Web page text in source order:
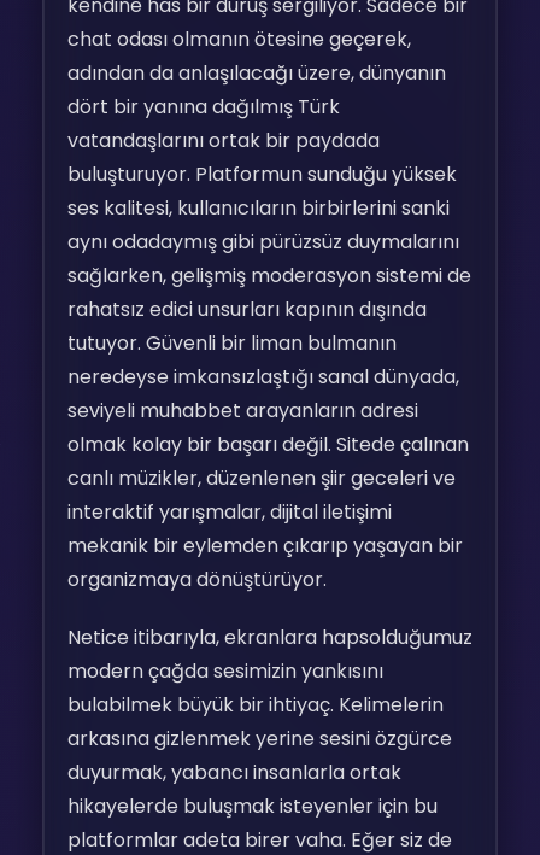
chat odası olmanın ötesine geçerek,
adından da anlaşılacağı üzere, dünyanın
dört bir yanına dağılmış Türk
vatandaşlarını ortak bir paydada
buluşturuyor. Platformun sunduğu yüksek
ses kalitesi, kullanıcıların birbirlerini sanki
aynı odadaymış gibi pürüzsüz duymalarını
sağlarken, gelişmiş moderasyon sistemi de
rahatsız edici unsurları kapının dışında
tutuyor. Güvenli bir liman bulmanın
neredeyse imkansızlaştığı sanal dünyada,
seviyeli muhabbet arayanların adresi
olmak kolay bir başarı değil. Sitede çalınan
canlı müzikler, düzenlenen şiir geceleri ve
interaktif yarışmalar, dijital iletişimi
mekanik bir eylemden çıkarıp yaşayan bir
organizmaya dönüştürüyor.
Netice itibarıyla, ekranlara hapsolduğumuz
modern çağda sesimizin yankısını
bulabilmek büyük bir ihtiyaç. Kelimelerin
arkasına gizlenmek yerine sesini özgürce
duyurmak, yabancı insanlarla ortak
hikayelerde buluşmak isteyenler için bu
platformlar adeta birer vaha. Eğer siz de